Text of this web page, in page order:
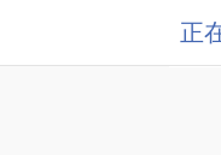
正